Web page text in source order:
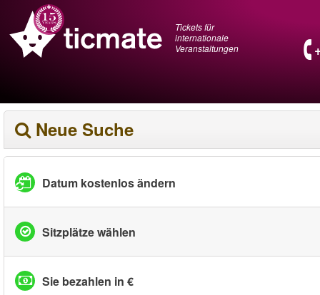
Tickets für
internationale
Veranstaltungen
Neue Suche
Datum kostenlos ändern
Sitzplätze wählen
Sie bezahlen in €